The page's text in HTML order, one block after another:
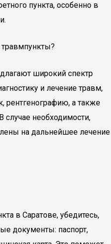
пункта, особенно в
широкий спектр
и лечение травм,
рентгенографию, а также
случае необходимости,
на дальнейшее лечение
в Саратове, убедитесь,
документы: паспорт,